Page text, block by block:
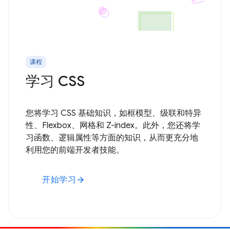
课程
学习 CSS
您将学习 CSS 基础知识，如框模型、级联和特异
性、Flexbox、网格和 Z-index。此外，您还将学
习函数、逻辑属性等方面的知识，从而更充分地
利用您的前端开发者技能。
开始学习 arrow_forward